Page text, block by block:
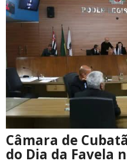
Câmara de
do Dia da Favela